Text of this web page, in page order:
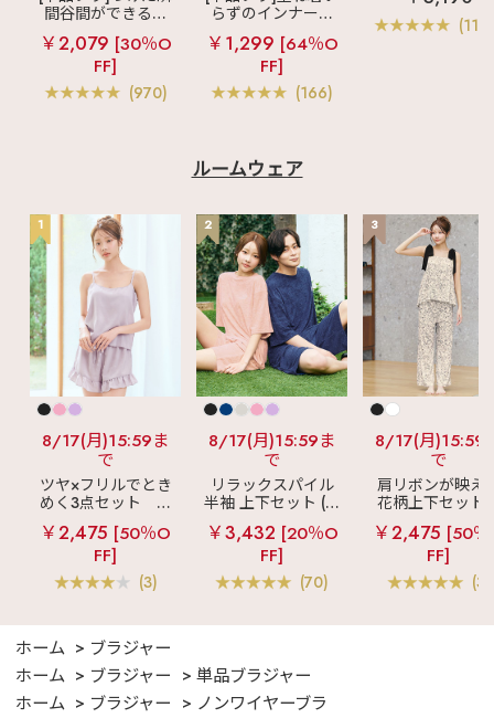
┈♡ #aimerfeel #エ
ェリーブランド #ラン
ジェリーショップ #ノ
ンワイヤー #ノンワ
イヤーブラ #おしゃれ
間谷間ができるシ
ームレスブラ
超
盛ブラ(R) シームレ
ス 単品ブラジャー
￥2,079 [30％O
FF]
(970)
らずのインナーブ
ラ
リッチバスト
ブラトップ (ワイヤ
ー入り)
￥1,299 [64％O
FF]
(166)
ブラ(R) 単品ブラ
ャー
ルームウェア
1
8/17(月)15:59ま
で
ツヤ×フリルでとき
めく3点セット
シ
ルキー ショートパ
ンツ 3点セット
￥2,475 [50％O
FF]
(3)
2
8/17(月)15:59ま
で
リラックスパイル
半袖 上下セット (男
女兼用サイズ)
￥3,432 [20％O
FF]
(70)
3
8/17(月)15:59
で
肩リボンが映え
花柄上下セット
メニーフラワー
ングパンツ 上下
ット
￥2,475 [50
FF]
(3)
ホーム
ブラジャー
ホーム
ブラジャー
単品ブラジャー
ホーム
ブラジャー
ノンワイヤーブラ